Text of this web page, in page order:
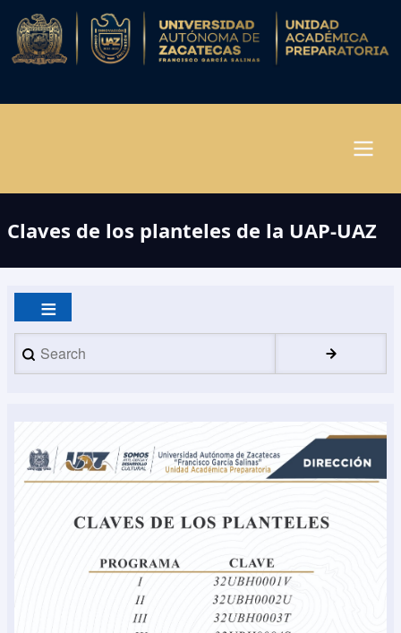
Pasar
contenido
principal
Claves de los planteles de la UAP-UAZ
Search